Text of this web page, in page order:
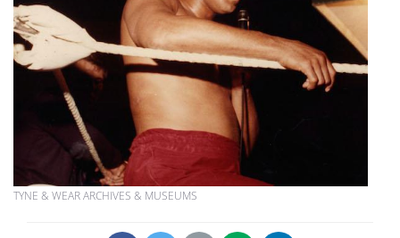
TYNE & WEAR ARCHIVES & MUSEUMS